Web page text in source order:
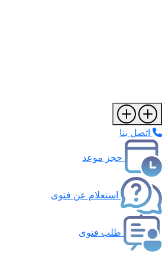
اتصل بنا
حجز موعد
استعلام عن فتوى
طلب فتوى